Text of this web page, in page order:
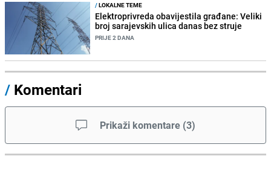
/LOKALNE TEME
Elektroprivreda obavijestila građane: Veliki
broj sarajevskih ulica danas bez struje
PRIJE 2 DANA
/ Komentari
Prikaži komentare (3)